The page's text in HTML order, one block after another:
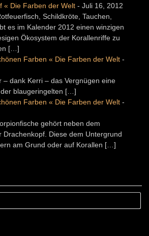
« Die Farben der Welt - Juli 16, 2012
Schildkröte, Tauchen,
es im Kalender 2012 einen winzigen
Ökosystem der Korallenriffe zu
[…]
Farben « Die Farben der Welt -
dank Kerri – das Vergnügen eine
blaugeringelten […]
Farben « Die Farben der Welt -
gehört neben dem
Drachenkopf. Diese dem Untergrund
am Grund oder auf Korallen […]